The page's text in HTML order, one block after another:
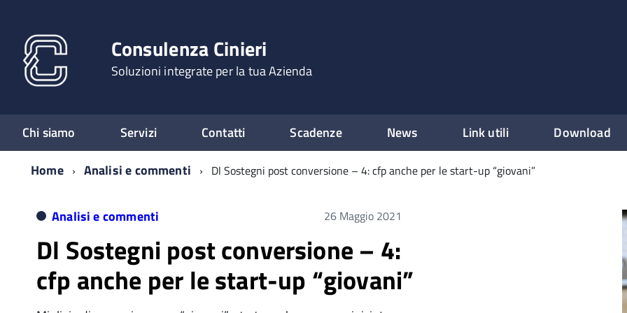
Consulenza Cinieri
Soluzioni integrate per la tua Azienda
Chi siamo Servizi Contatti Scadenze News Link utili Download
Home
Analisi e commenti Dl Sostegni post conversione – 4: cfp anche per le start-up “giovani”
Analisi e commenti 26 Maggio 2021
Dl Sostegni post conversione – 4:
cfp anche per le start-up “giovani”